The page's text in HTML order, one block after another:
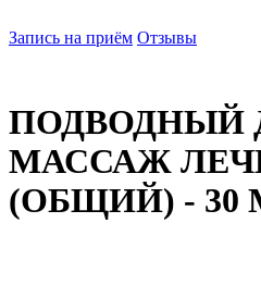
ПОДВОДНЫЙ
МАССАЖ
(ОБЩИЙ) - 30
Запись на приём Отзывы